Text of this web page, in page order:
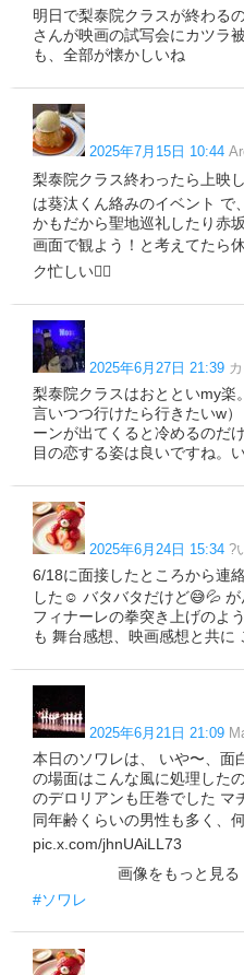
明日で梨泰院クラスが終わる
さんが映画の試写会にカツラ
も、全部が懐かしいね
2025年7月15日 10:44
梨泰院クラス終わったら上映
は葵汰くん絡みのイベント
かもだから聖地巡礼したり赤
画面で観よう！と考えてた
ク忙しい🏃‍♀️
2025年6月27日 21:39
梨泰院クラスはおとといmy楽
言いつつ行けたら行きたいw
ーンが出てくると冷めるのだ
目の恋する姿は良いですね。
2025年6月24日 15:34 ?
6/18に面接したところから連
した☺️ バタバタだけど😅💦
フィナーレの拳突き上げのよ
も 舞台感想、映画感想と共に
2025年6月21日 21:09
本日のソワレは、 いや〜、面
の場面はこんな風に処理した
のデロリアンも圧巻でした マ
同年齢くらいの男性も多く、
pic.x.com/jhnUAiLL73
画像をもっと見る
#ソワレ